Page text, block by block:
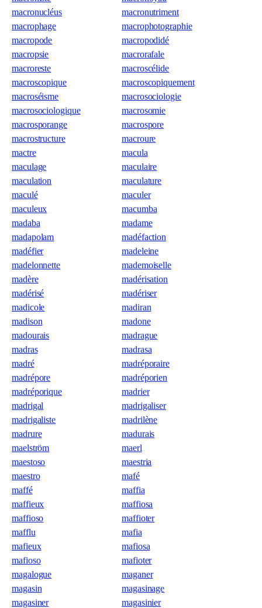
macronucléus
macronutriment
macrophage
macrophotographie
macropode
macropodidé
macropsie
macrorafale
macroreste
macroscélide
macroscopique
macroscopiquement
macroséisme
macrosociologie
macrosociologique
macrosomie
macrosporange
macrospore
macrostructure
macroure
mactre
macula
maculage
maculaire
maculation
maculature
maculé
maculer
maculeux
macumba
madaba
madame
madapolam
madéfaction
madéfier
madeleine
madelonnette
mademoiselle
madère
madérisation
madérisé
madériser
madicole
madiran
madison
madone
madourais
madrague
madras
madrasa
madré
madréporaire
madrépore
madréporien
madréporique
madrier
madrigal
madrigaliser
madrigaliste
madrilène
madrure
madurais
maelström
maerl
maestoso
maestria
maestro
mafé
maffé
maffia
maffieux
maffiosa
maffioso
maffioter
mafflu
mafia
mafieux
mafiosa
mafioso
mafioter
magalogue
maganer
magasin
magasinage
magasiner
magasinier